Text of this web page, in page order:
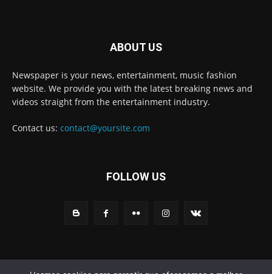
ABOUT US
Newspaper is your news, entertainment, music fashion
website. We provide you with the latest breaking news and
videos straight from the entertainment industry.
Contact us: contact@yoursite.com
FOLLOW US